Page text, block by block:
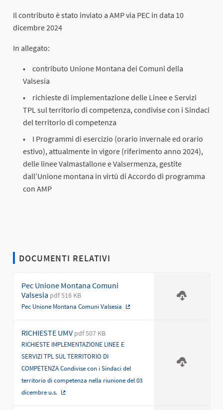
Il contributo è stato inviato a AMP via PEC in data 10
dicembre 2024
In allegato:
contributo Unione Montana dei Comuni della
Valsesia
richieste di implementazione delle Linee e Servizi
TPL sul territorio di competenza, condivise con i Sindaci
del territorio di competenza
I Programmi di esercizio (orario invernale ed orario
estivo), attualmente in vigore (riferimento anno 2024),
delle linee Valmastallone e Valsermenza, gestite
dall’Unione montana in virtù di Accordo di programma
con AMP
DOCUMENTI RELATIVI
Pec Unione Montana Comuni
Valsesia pdf 516 KB
Pec Unione Montana Comuni Valsesia
RICHIESTE UMV pdf 507 KB
RICHIESTE IMPLEMENTAZIONE LINEE E
SERVIZI TPL SUL TERRITORIO DI
COMPETENZA Condivise con i Sindaci del
territorio di competenza nella riunione del 03
dicembre u.s.